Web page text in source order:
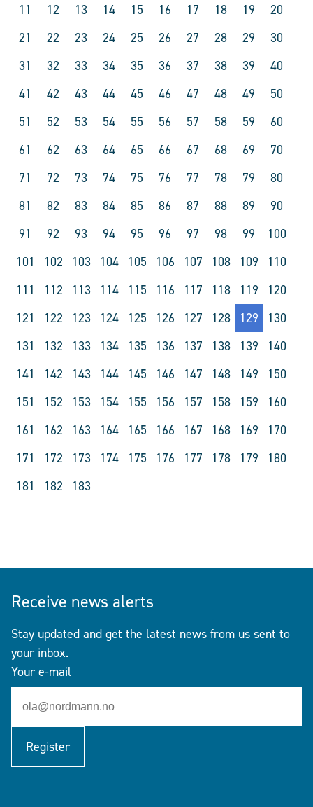
11
12 13 14 15 16 17 18 19
20
21
22 23 24 25 26 27 28 29
30
31
32 33 34 35 36 37 38 39
40
41
42 43 44 45 46 47 48 49
50
51
52 53 54 55 56 57 58 59
60
61
62 63 64 65 66 67 68 69
70
71
72 73 74 75 76 77 78 79
80
81
82 83 84 85 86 87 88 89
90
91
92 93 94 95 96 97 98 99
100
101
102 103 104 105 106 107 108 109
110
111
112 113 114 115 116 117 118 119
120
121
122 123 124 125 126 127 128 129
130
131
132 133 134 135 136 137 138 139
140
141
142 143 144 145 146 147 148 149
150
151
152 153 154 155 156 157 158 159
160
161
162 163 164 165 166 167 168 169
170
171
172 173 174 175 176 177 178 179
180
181
182 183
Receive news alerts
Stay updated and get the latest news from us sent to
your inbox.
Your e-mail
Register